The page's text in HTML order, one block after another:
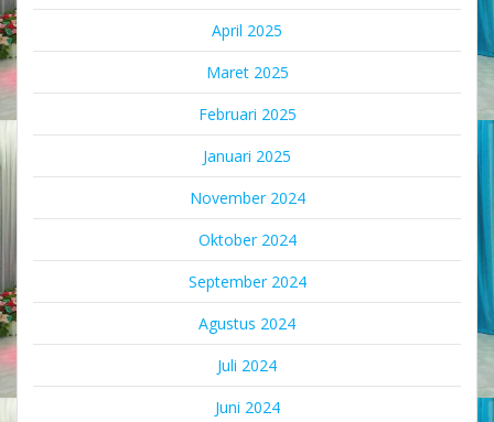
April 2025
Maret 2025
Februari 2025
Januari 2025
November 2024
Oktober 2024
September 2024
Agustus 2024
Juli 2024
Juni 2024